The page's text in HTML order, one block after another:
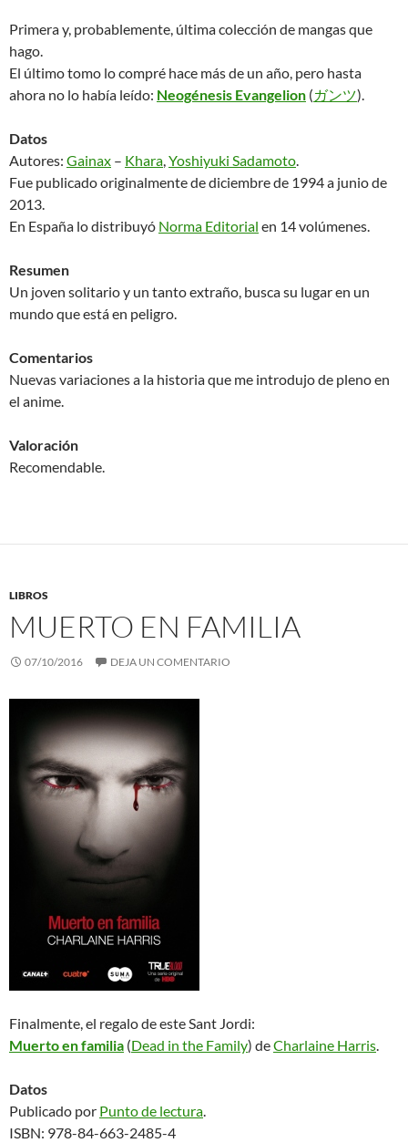
Primera y, probablemente, última colección de mangas que
hago.
El último tomo lo compré hace más de un año, pero hasta
ahora no lo había leído: Neogénesis Evangelion (ガンツ).
Datos
Autores: Gainax – Khara,Yoshiyuki Sadamoto.
Fue publicado originalmente de diciembre de 1994 a junio de
2013.
En España lo distribuyó Norma Editorial en 14 volúmenes.
Resumen
Un joven solitario y un tanto extraño, busca su lugar en un
mundo que está en peligro.
Comentarios
Nuevas variaciones a la historia que me introdujo de pleno en
el anime.
Valoración
Recomendable.
LIBROS
MUERTO EN FAMILIA
07/10/2016 DEJA UN COMENTARIO
Finalmente, el regalo de este Sant Jordi:
Muerto en familia (Dead in the Family) deCharlaine Harris.
Datos
Publicado por Punto de lectura.
ISBN: 978-84-663-2485-4